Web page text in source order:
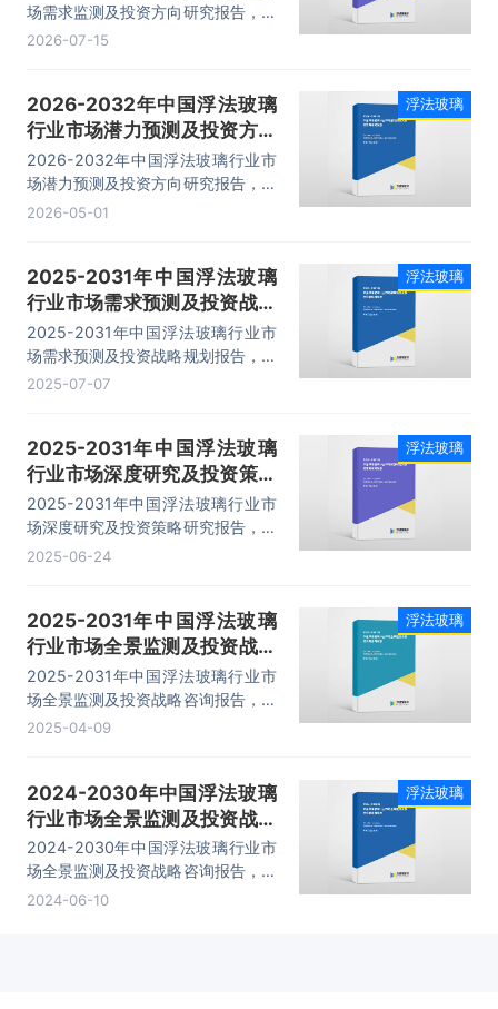
场需求监测及投资方向研究报告，主
要包括行业市场竞争格局分析、企业
2026-07-15
2026-2032年中国浮法玻璃
行业市场潜力预测及投资方向
研究报告
2026-2032年中国浮法玻璃行业市
场潜力预测及投资方向研究报告，主
要包括行业市场竞争状况及市场格局
内容。
2026-05-01
浮法玻璃
2025-2031年中国浮法玻璃
行业市场需求预测及投资战略
规划报告
2025-2031年中国浮法玻璃行业市
场需求预测及投资战略规划报告，主
要包括主要生产企业发展概述、发展
2025-07-07
浮法玻璃
2025-2031年中国浮法玻璃
行业市场深度研究及投资策略
研究报告
2025-2031年中国浮法玻璃行业市
场深度研究及投资策略研究报告，主
要包括行业市场竞争格局分析、企业
2025-06-24
浮法玻璃
2025-2031年中国浮法玻璃
行业市场全景监测及投资战略
咨询报告
2025-2031年中国浮法玻璃行业市
场全景监测及投资战略咨询报告，主
要包括行业市场竞争状况及市场格局
内容。
2025-04-09
浮法玻璃
2024-2030年中国浮法玻璃
行业市场全景监测及投资战略
咨询报告
2024-2030年中国浮法玻璃行业市
场全景监测及投资战略咨询报告，主
要包括主要生产企业发展概述、发展
2024-06-10
浮法玻璃